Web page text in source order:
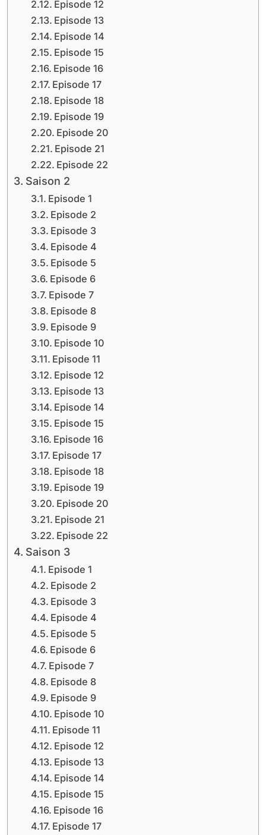
Episode 12
Episode 13
Episode 14
Episode 15
Episode 16
Episode 17
Episode 18
Episode 19
Episode 20
Episode 21
Episode 22
Saison 2
Episode 1
Episode 2
Episode 3
Episode 4
Episode 5
Episode 6
Episode 7
Episode 8
Episode 9
Episode 10
Episode 11
Episode 12
Episode 13
Episode 14
Episode 15
Episode 16
Episode 17
Episode 18
Episode 19
Episode 20
Episode 21
Episode 22
Saison 3
Episode 1
Episode 2
Episode 3
Episode 4
Episode 5
Episode 6
Episode 7
Episode 8
Episode 9
Episode 10
Episode 11
Episode 12
Episode 13
Episode 14
Episode 15
Episode 16
Episode 17